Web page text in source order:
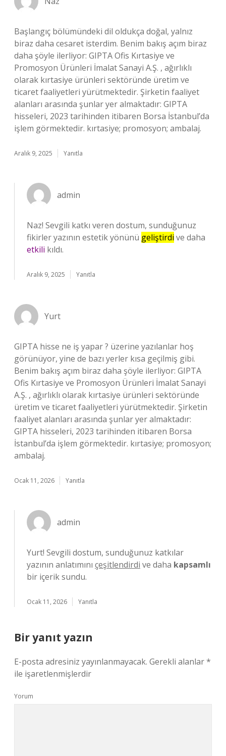
Başlangıç bölümündeki dil oldukça doğal, yalnız
biraz daha cesaret isterdim. Benim bakış açım biraz
daha şöyle ilerliyor: GIPTA Ofis Kırtasiye ve
Promosyon Ürünleri İmalat Sanayi A.Ş. , ağırlıklı
olarak kırtasiye ürünleri sektöründe üretim ve
ticaret faaliyetleri yürütmektedir. Şirketin faaliyet
alanları arasında şunlar yer almaktadır: GIPTA
hisseleri, 2023 tarihinden itibaren Borsa İstanbul’da
işlem görmektedir. kırtasiye; promosyon; ambalaj.
Aralık 9, 2025 Yanıtla
admin
Naz! Sevgili katkı veren dostum, sunduğunuz
fikirler yazının estetik yönünü geliştirdi ve daha
etkili kıldı.
Aralık 9, 2025 Yanıtla
Yurt
GIPTA hisse ne iş yapar ? üzerine yazılanlar hoş
görünüyor, yine de bazı yerler kısa geçilmiş gibi.
Benim bakış açım biraz daha şöyle ilerliyor: GIPTA
Ofis Kırtasiye ve Promosyon Ürünleri İmalat Sanayi
A.Ş. , ağırlıklı olarak kırtasiye ürünleri sektöründe
üretim ve ticaret faaliyetleri yürütmektedir. Şirketin
faaliyet alanları arasında şunlar yer almaktadır:
GIPTA hisseleri, 2023 tarihinden itibaren Borsa
İstanbul’da işlem görmektedir. kırtasiye; promosyon;
ambalaj.
Ocak 11, 2026 Yanıtla
admin
Yurt! Sevgili dostum, sunduğunuz katkılar
yazının anlatımını çeşitlendirdi ve daha kapsamlı
bir içerik sundu.
Ocak 11, 2026 Yanıtla
Bir yanıt yazın
E-posta adresiniz yayınlanmayacak. Gerekli alanlar*
ile işaretlenmişlerdir
Yorum